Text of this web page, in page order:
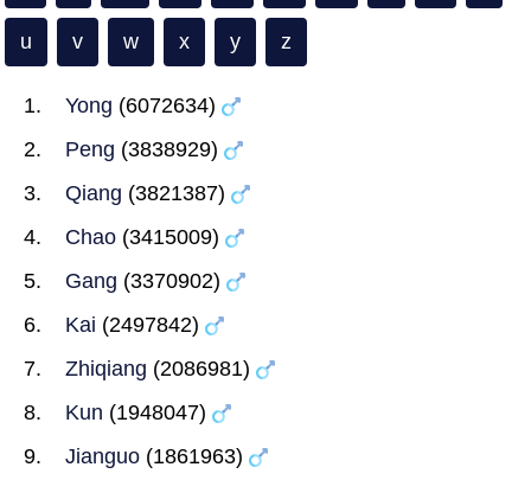
u v w x y z
Yong (6072634)
Peng (3838929)
Qiang (3821387)
Chao (3415009)
Gang (3370902)
Kai (2497842)
Zhiqiang (2086981)
Kun (1948047)
Jianguo (1861963)